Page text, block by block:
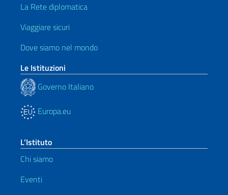
La Rete diplomatica
Viaggiare sicuri
Dove siamo nel mondo
Le Istituzioni
Governo Italiano
Europa.eu
L’Istituto
Chi siamo
Eventi